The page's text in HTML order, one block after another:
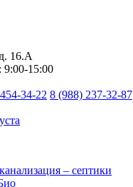
16.А
9:00-15:00
34-22 8 (988) 237-32-87
– септики